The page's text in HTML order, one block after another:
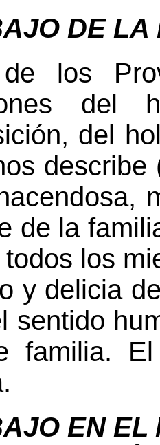
DE LA
los
del
n, del
describe
de la
los
y delicia
sentido
familia.
EN EL